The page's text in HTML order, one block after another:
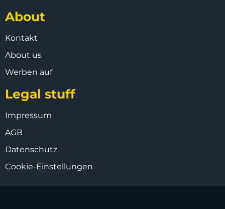
About
Kontakt
About us
Werben auf
Legal stuff
Impressum
AGB
Datenschutz
Cookie-Einstellungen